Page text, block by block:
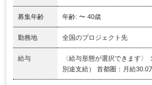
募集年齢 年齢: 〜 40歳
勤務地 全国のプロジェクト先
給与
〈給与形態が選択できます〉
別途支給） 首都圏：月給30.0